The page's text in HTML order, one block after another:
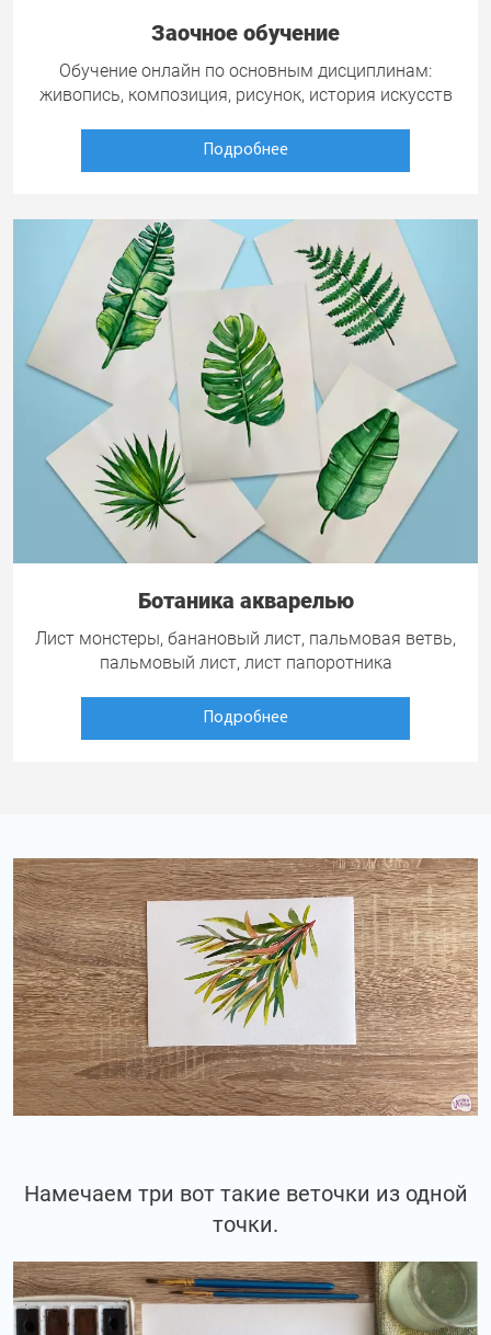
Заочное обучение
Обучение онлайн по основным дисциплинам:
живопись, композиция, рисунок, история искусств
Подробнее
Ботаника акварелью
Лист монстеры, банановый лист, пальмовая ветвь,
пальмовый лист, лист папоротника
Подробнее
Намечаем три вот такие веточки из одной
точки.